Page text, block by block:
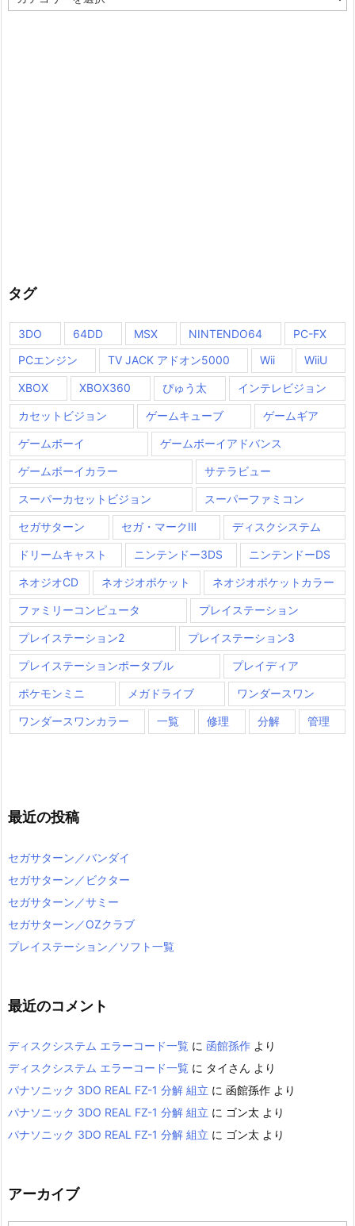
テ
タグ
3DO 64DD MSX NINTENDO64
PC-FX
PCエンジン
TV JACK アドオン5000 Wii WiiU
XBOX XBOX360 ぴゅう太 インテレビジョン
カセットビジョン ゲームキューブ ゲームギア
ゲームボーイ ゲームボーイアドバンス
ゲームボーイカラー サテラビュー
スーパーカセットビジョン スーパーファミコン
セガサターン セガ・マークⅢ ディスクシステム
ドリームキャスト ニンテンドー3DS ニンテンドーDS
ネオジオCD ネオジオポケット ネオジオポケットカラー
ファミリーコンピュータ プレイステーション
プレイステーション2 プレイステーション3
プレイステーションポータブル プレイディア
ポケモンミニ メガドライブ ワンダースワン
ワンダースワンカラー 一覧 修理 分解 管理
最近の投稿
セガサターン／バンダイ
セガサターン／ビクター
セガサターン／サミー
セガサターン／OZクラブ
プレイステーション／ソフト一覧
最近のコメント
ディスクシステム エラーコード一覧 に 函館孫作 より
ディスクシステム エラーコード一覧 に タイさん より
パナソニック 3DO REAL FZ-1 分解 組立 に 函館孫作 より
パナソニック 3DO REAL FZ-1 分解 組立 に ゴン太 より
パナソニック 3DO REAL FZ-1 分解 組立 に ゴン太 より
アーカイブ